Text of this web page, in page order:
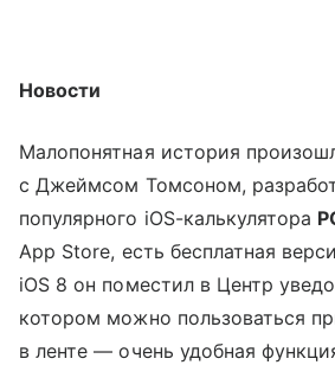
Новости
Малопонятная история
с Джеймсом Томсоном,
популярного iOS-калькулятора
App Store, есть бесплатная
iOS 8 он поместил в Центр
котором можно пользоваться
в ленте — очень удобная